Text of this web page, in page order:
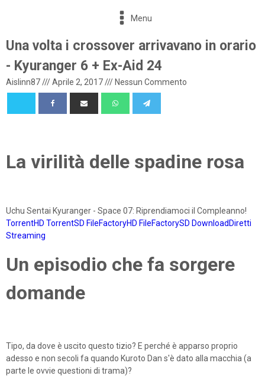
Menu
Una volta i crossover arrivavano in orario
- Kyuranger 6 + Ex-Aid 24
Aislinn87///Aprile 2, 2017/// Nessun Commento
La virilità delle spadine rosa
Uchu Sentai Kyuranger - Space 07: Riprendiamoci il Compleanno!
TorrentHD TorrentSD FileFactoryHD FileFactorySD DownloadDiretti
Streaming
Un episodio che fa sorgere
domande
Tipo, da dove è uscito questo tizio? E perché è apparso proprio
adesso e non secoli fa quando Kuroto Dan s'è dato alla macchia (a
parte le ovvie questioni di trama)?